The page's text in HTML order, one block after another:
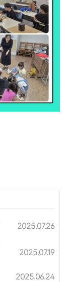
2025.07.26
2025.07.19
2025.06.24